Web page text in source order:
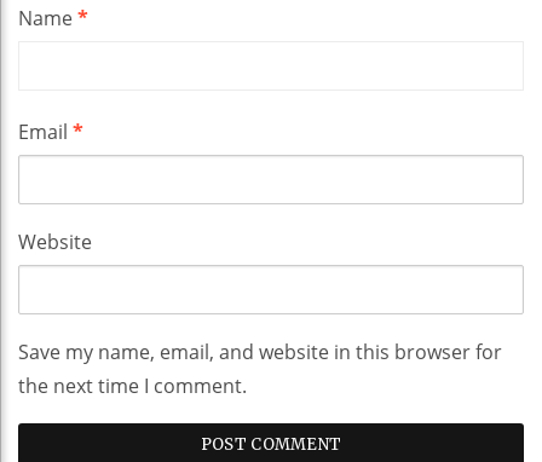
Name*
Email *
Website
Save my name, email, and website in this browser for
the next time I comment.